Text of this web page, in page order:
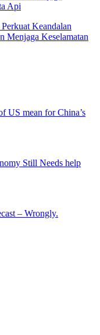
Keandalan
Menjaga Keselamatan
US mean for China’s
Still Needs help
– Wrongly.